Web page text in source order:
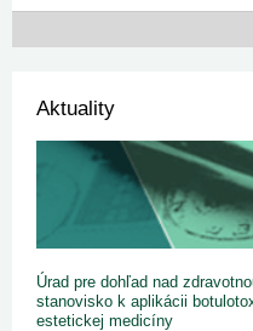
Aktuality
Úrad pre dohľad nad
stanovisko k aplikácii
estetickej medicíny